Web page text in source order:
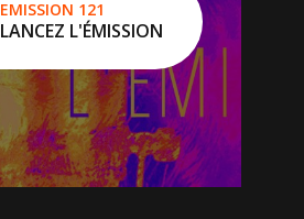
EMISSION 121
LANCEZ L'ÉMISSION